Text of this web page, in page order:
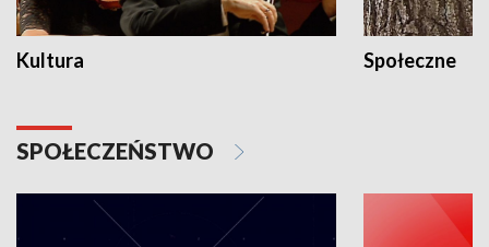
Kultura Społeczne
SPOŁECZEŃSTWO